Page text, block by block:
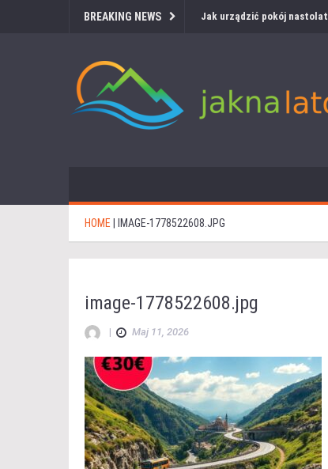
BREAKING NEWS Jak urządzić pokój
HOME IMAGE-1778522608.JPG
image-1778522608.jpg
| Maj 11, 2026